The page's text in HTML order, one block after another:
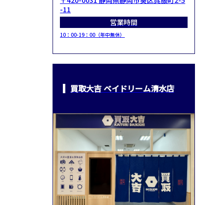
-11
営業時間
10：00-19：00（年中無休）
買取大吉 ベイドリーム清水店